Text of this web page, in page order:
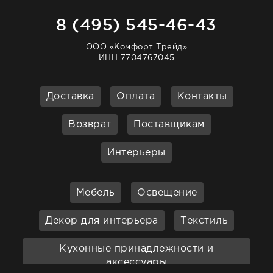
8 (495) 545-46-43
ООО «Комфорт Трейд»
ИНН 7704767045
Доставка Оплата Контакты
Возврат Поставщикам
Интерьеры
Мебель Освещение
Декор для интерьера Текстиль
Кухонные принадлежности и
аксессуары